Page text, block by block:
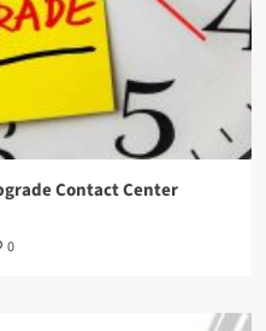
Contact Center
0